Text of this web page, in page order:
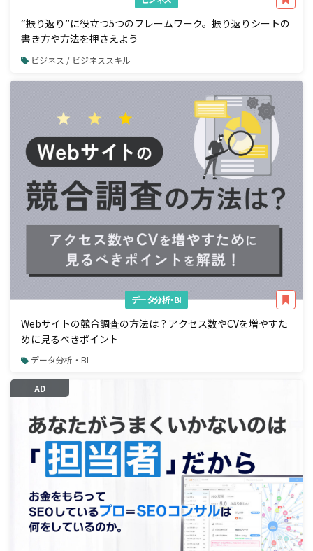
“振り返り”に役立つ5つのフレームワーク。振り返りシートの
書き方や方法を押さえよう
ビジネス / ビジネススキル
データ分析・BI
Webサイトの競合調査の方法は？アクセス数やCVを増やすた
めに見るべきポイント
データ分析・BI
AD